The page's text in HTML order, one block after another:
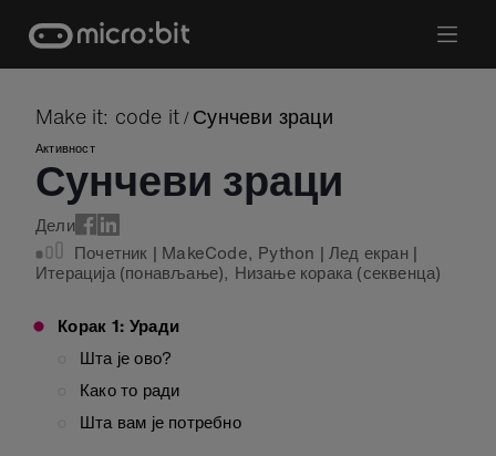
content
Make it: code it / Сунчеви зраци
Активност
Сунчеви зраци
Дели
Почетник | MakeCode, Python |Лед екран |
Итерација (понављање), Низање корака (секвенца)
Корак 1: Уради
Шта је ово?
Како то ради
Шта вам је потребно